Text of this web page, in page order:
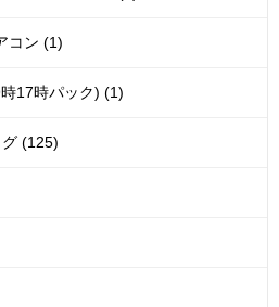
コン (1)
17時パック) (1)
(125)